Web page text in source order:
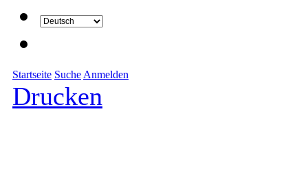
Startseite Suche Anmelden
Drucken